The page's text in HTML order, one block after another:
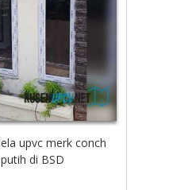
upvc merk conch
di BSD